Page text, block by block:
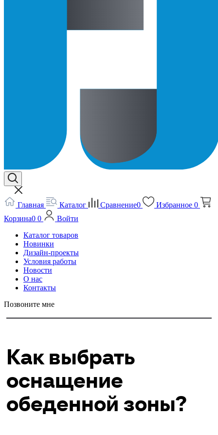
Главная Каталог Сравнение0 Избранное 0
Корзина0 0
Войти
Каталог товаров
Новинки
Дизайн-проекты
Условия работы
Новости
О нас
Контакты
Позвоните мне
Как выбрать
оснащение
обеденной зоны?